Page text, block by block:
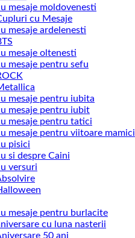
mesaje moldovenesti
cu Mesaje
mesaje ardelenesti
mesaje oltenesti
mesaje pentru sefu
mesaje pentru iubita
mesaje pentru iubit
mesaje pentru tatici
mesaje pentru viitoare mamici
pisici
si despre Caini
versuri
mesaje pentru burlacite
cu luna nasterii
50 ani